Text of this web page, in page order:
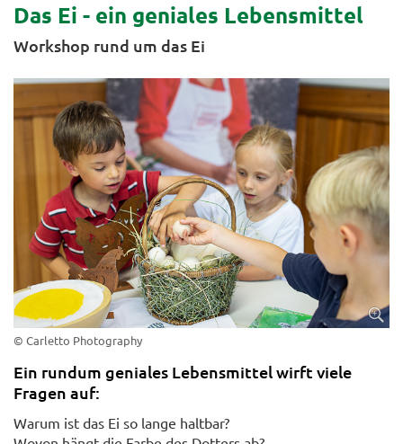
Das Ei - ein geniales Lebensmittel
Workshop rund um das Ei
© Carletto Photography
Ein rundum geniales Lebensmittel wirft viele
Fragen auf:
Warum ist das Ei so lange haltbar?